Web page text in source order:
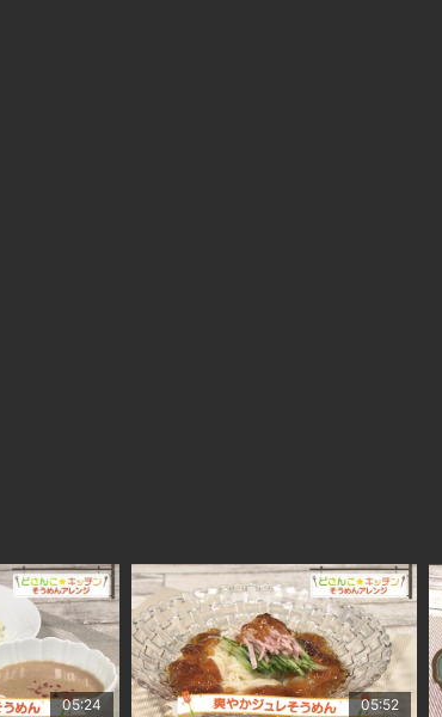
05:24 05:52